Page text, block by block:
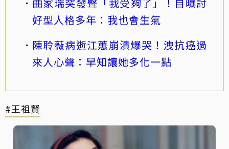
好型人格多年：我也會生氣
陳聆薇病逝江蕙崩潰爆哭！洩抗癌過
來人心聲：早知讓她多化一點
#王祖賢